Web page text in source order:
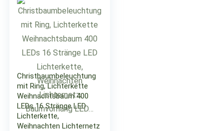
Christbaumbeleuchtung
mit Ring, Lichterkette
Weihnachtsbaum 400
LEDs 16 Stränge LED
Lichterkette,
Weihnachten Lichternetz